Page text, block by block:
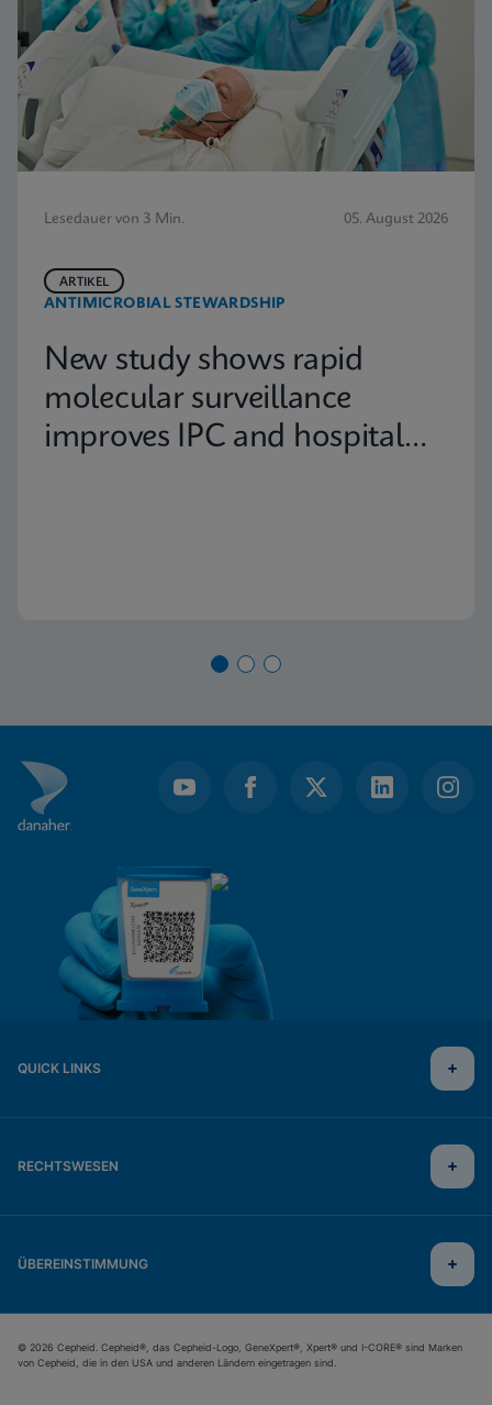
Lesedauer von 3 Min. 05. August 2026
ANTIMICROBIAL STEWARDSHIP
ARTIKEL
New study shows rapid
molecular surveillance
improves IPC and hospital
QUICK LINKS
RECHTSWESEN
ÜBEREINSTIMMUNG
© 2026 Cepheid. Cepheid®, das Cepheid-Logo, GeneXpert®, Xpert® und I-CORE® sind Marken
von Cepheid, die in den USA und anderen Ländern eingetragen sind.